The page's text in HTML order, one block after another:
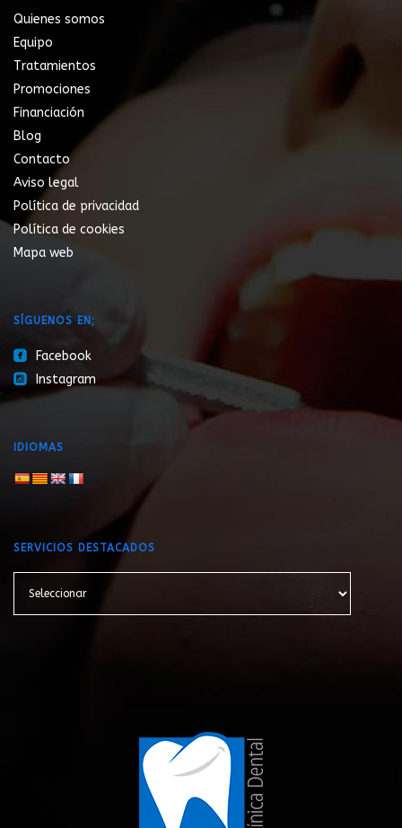
Quienes somos
Equipo
Tratamientos
Promociones
Financiación
Blog
Contacto
Aviso legal
Política de privacidad
Política de cookies
Mapa web
SÍGUENOS EN;
roundedfacebook Facebook
roundedinstagram Instagram
IDIOMAS
SERVICIOS DESTACADOS